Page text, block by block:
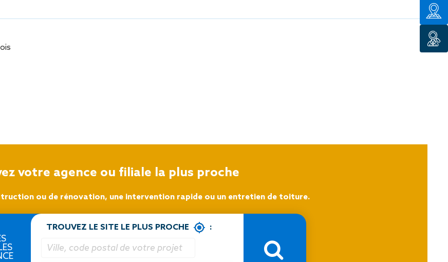
toiture
votre agence ou filiale la plus proche
ou de rénovation, une intervention rapide ou un entretien de toiture.
TROUVEZ LE SITE LE PLUS PROCHE :